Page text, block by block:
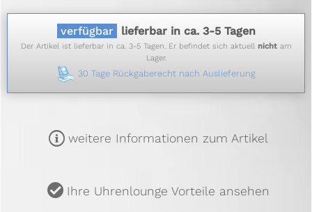
verfügbar lieferbar in ca. 3-5 Tagen
Der Artikel ist lieferbar in ca. 3-5 Tagen. Er befindet sich aktuell nichtam
Lager.
30 Tage Rückgaberecht nach Auslieferung
m weitere Informationen zum Artikel
u Ihre Uhrenlounge Vorteile ansehen